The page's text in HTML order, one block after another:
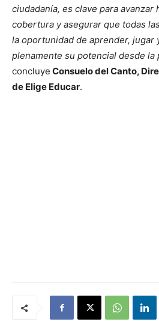
ciudadanía, es clave para avanzar
cobertura y asegurar que todas
la oportunidad de aprender, jugar
plenamente su potencial desde la
concluye Consuelo del Canto,
de Elige Educar.